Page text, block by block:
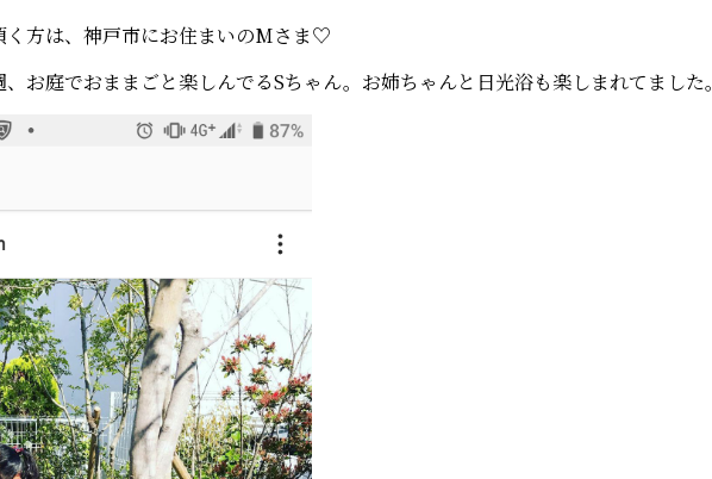
く方は、神戸市にお住まいのMさま♡
お庭でおままごと楽しんでるSちゃん。お姉ちゃんと日光浴も楽しまれてました。